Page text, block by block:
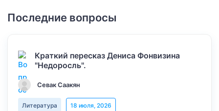
Последние вопросы
Краткий пересказ Дениса Фонвизина
"Недоросль".
Севак Саакян
Литература 18 июля, 2026